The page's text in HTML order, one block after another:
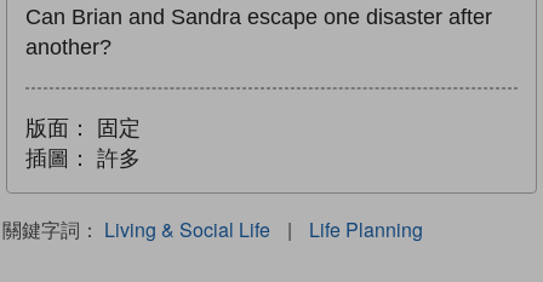
Can Brian and Sandra escape one disaster after
another?
版面：
固定
插圖：
許多
關鍵字詞： Living & Social Life | Life Planning